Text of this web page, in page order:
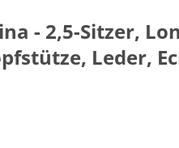
- 2,5-Sitzer,
Leder,